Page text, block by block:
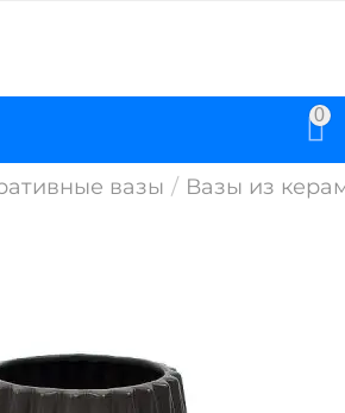
0
вазы / Вазы из